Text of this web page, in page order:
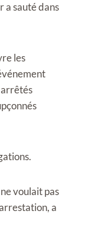
a sauté dans
les
voulait pas
a